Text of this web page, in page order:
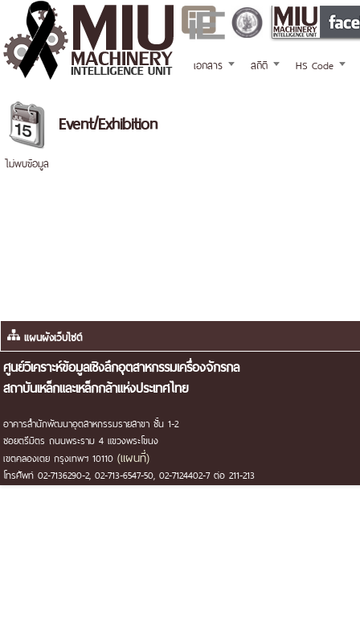
เอกสาร สถิติ HS Code
Event/Exhibition
ไม่พบข้อมูล
แผนผังเว็บไซต์
ศูนย์วิเคราะห์ข้อมูลเชิงลึกอุตสาหกรรมเครื่องจักรกล
สถาบันเหล็กและเหล็กกล้าแห่งประเทศไทย
อาคารสำนักพัฒนาอุตสาหกรรมรายสาขา ชั้น 1-2
ซอยตรีมิตร ถนนพระราม 4 แขวงพระโขนง
เขตคลองเตย กรุงเทพฯ 10110 (แผนที่)
โทรศัพท์ 02-7136290-2, 02-713-6547-50, 02-7124402-7 ต่อ 211-213